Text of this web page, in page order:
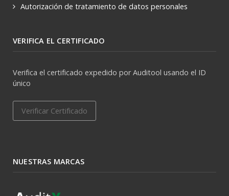
Autorización de tratamiento de datos personales
VERIFICA EL CERTIFICADO
Verifica el certificado expedido por Auditool usando el ID
único
Verificar Certificado
NUESTRAS MARCAS